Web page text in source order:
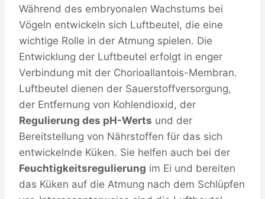
Während des embryonalen Wachstums bei
Vögeln entwickeln sich Luftbeutel, die eine
wichtige Rolle in der Atmung spielen. Die
Entwicklung der Luftbeutel erfolgt in enger
Verbindung mit der Chorioallantois-Membran.
Luftbeutel dienen der Sauerstoffversorgung,
der Entfernung von Kohlendioxid, der
Regulierung des pH-Werts und der
Bereitstellung von Nährstoffen für das sich
entwickelnde Küken. Sie helfen auch bei der
Feuchtigkeitsregulierung im Ei und bereiten
das Küken auf die Atmung nach dem Schlüpfen